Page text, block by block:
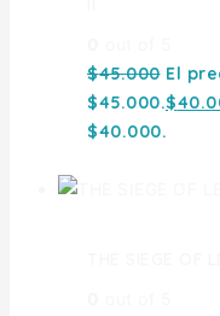
$45.000 El
$45.000.$
$40.000.